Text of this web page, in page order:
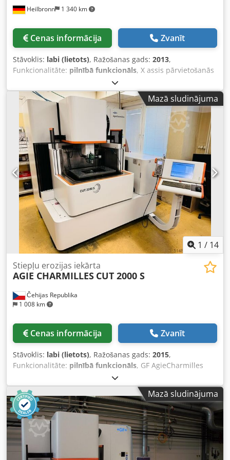
griešanu. Mēs piedāvājam arī iekārtas iedarbināšanu un
Heilbronn 1 340 km
Cenas informācija Zvanīt
Stāvoklis: labi (lietots), Ražošanas gads: 2013,
Funkcionalitāte: pilnībā funkcionāls, X assis pārvietošanās
, Y ass pārvietošanās attālums:
Z ass pārvietošanās attālums:600 mm, CNC vadības
sistēma Heidenhain iTNC530 24 pozīciju instrumentu
mainītājs Elektroniskais rokturis Šķembu transportieris
Iekšējā dzesēšana (IKZ) Nosūkšana Cjdpfx Asy Hqmhjprsrf
Tehniskie dati: X-ass gājiens: 860 mm Y-ass gājiens: 560
mm Z-ass gājiens: 600 mm Vārpstas uzmava: SK 40
Vārpstas apgriezienu diapazons: 0-10000 apgr./min
Ātrgaita (X,Y,Z): 24, 24, 20 m/min Galda stiprinājuma
virsma: 1000x560 mm Instrumentu magazīnas vietu skaits:
24 Vārpstas piedziņas jauda (40%ED): 18,5 kW Svars
apmēram: 6500 kg Tehniskie dati, piederumi un apraksts
nav saistoši.
Mazā sludinājuma
1 / 14
Čehijas Republika
1 008 km
Stiepļu erozijas iekārta
AGIE CHARMILLES CUT 2000 S
Cenas informācija Zvanīt
Stāvoklis: labi (lietots), Ražošanas gads: 2015,
Funkcionalitāte: pilnībā funkcionāls, GF AgieCharmilles
CUT 2000 S stieples erozijas iekārta – 2015. gads – EROWA
instrumentu komplekts Augstas precizitātes CNC stieples
erozijas (EDM) iekārta no GF AgieCharmilles ļoti labā
tehniskā stāvoklī. Ražotājs: GF AgieCharmilles Modelis: CUT
2000 S Ražošanas gads: 2015 Pārvietošanās asis: - X ass:
350 mm - Y ass: 250 mm - Z ass: 256 mm Maksimālie
apstrādājamā izstrādājuma izmēri: 750 × 550 × 250 mm
Maksimālais izstrādājuma svars: 400 kg Mašīnas darba
Mazā sludinājuma